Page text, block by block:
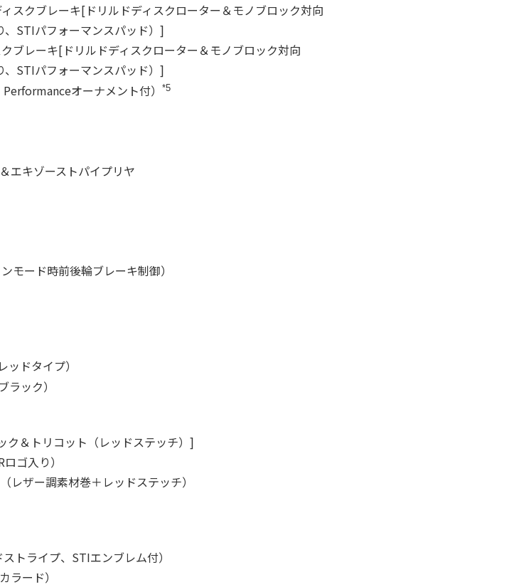
スクブレーキ[ドリルドディスクローター＆モノブロック対向
STIパフォーマンスパッド）]
ブレーキ[ドリルドディスクローター＆モノブロック対向
STIパフォーマンスパッド）]
オーナメント付）
*5
エキゾーストパイプリヤ
モード時前後輪ブレーキ制御）
ドタイプ）
ック）
ク＆トリコット（レッドステッチ）]
ゴ入り）
レザー調素材巻＋レッドステッチ）
トライプ、STIエンブレム付）
ラード）